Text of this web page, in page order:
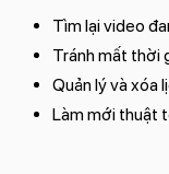
Tìm lại video
Tránh mất thời
Quản lý và xóa
Làm mới thuật